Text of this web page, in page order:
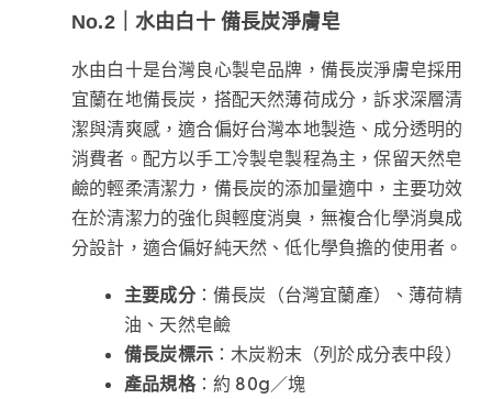
No.2｜水由白十 備長炭淨膚皂
水由白十是台灣良心製皂品牌，備長炭淨膚皂採用
宜蘭在地備長炭，搭配天然薄荷成分，訴求深層清
潔與清爽感，適合偏好台灣本地製造、成分透明的
消費者。配方以手工冷製皂製程為主，保留天然皂
鹼的輕柔清潔力，備長炭的添加量適中，主要功效
在於清潔力的強化與輕度消臭，無複合化學消臭成
分設計，適合偏好純天然、低化學負擔的使用者。
主要成分：備長炭（台灣宜蘭產）、薄荷精
油、天然皂鹼
備長炭標示 ：木炭粉末（列於成分表中段）
產品規格：約 80g／塊